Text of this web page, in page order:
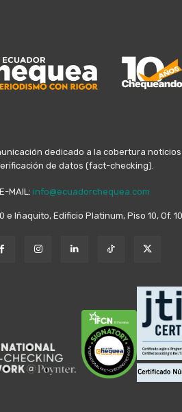
dedicado a la cobertura
de datos (fact-checking).
E-MAIL: info@ecuadorchequea.com
Iñaquito, Edificio Platinum, Piso 10, Of.